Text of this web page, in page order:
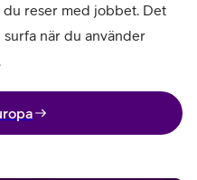
du reser med jobbet. Det
när du använder